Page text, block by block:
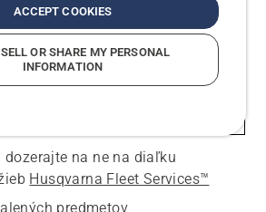
športového ihriska, pričom
až 8 000 m² každý deň.
športových ihrísk
dozerajte na ne na diaľku
Husqvarna Fleet Services™
predmetov
ACCEPT COOKIES
OR SHARE MY PERSONAL
INFORMATION